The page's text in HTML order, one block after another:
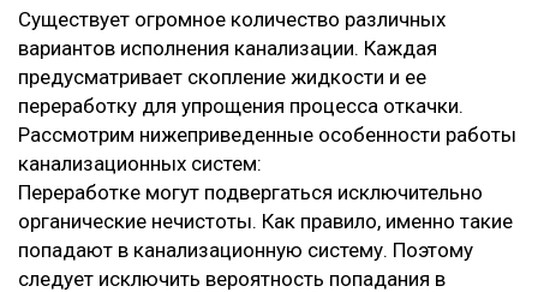
Существует огромное количество различных
вариантов исполнения канализации. Каждая
предусматривает скопление жидкости и ее
переработку для упрощения процесса откачки.
Рассмотрим нижеприведенные особенности работы
канализационных систем:
Переработке могут подвергаться исключительно
органические нечистоты. Как правило, именно такие
попадают в канализационную систему. Поэтому
следует исключить вероятность попадания в